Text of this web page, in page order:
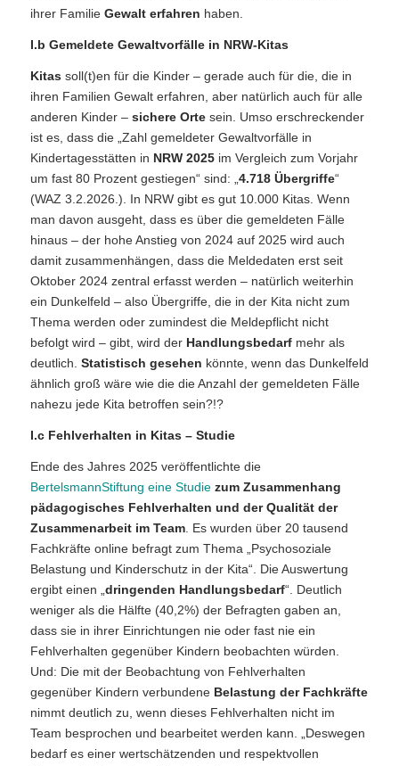
ihrer Familie Gewalt erfahren haben.
I.b Gemeldete Gewaltvorfälle in NRW-Kitas
Kitassoll(t)en für die Kinder – gerade auch für die, die in
ihren Familien Gewalt erfahren, aber natürlich auch für alle
anderen Kinder – sichere Ortesein. Umso erschreckender
ist es, dass die „Zahl gemeldeter Gewaltvorfälle in
Kindertagesstätten in NRW 2025im Vergleich zum Vorjahr
um fast 80 Prozent gestiegen“ sind: „4.718 Übergriffe“
(WAZ 3.2.2026.). In NRW gibt es gut 10.000 Kitas. Wenn
man davon ausgeht, dass es über die gemeldeten Fälle
hinaus – der hohe Anstieg von 2024 auf 2025 wird auch
damit zusammenhängen, dass die Meldedaten erst seit
Oktober 2024 zentral erfasst werden – natürlich weiterhin
ein Dunkelfeld – also Übergriffe, die in der Kita nicht zum
Thema werden oder zumindest die Meldepflicht nicht
befolgt wird – gibt, wird der Handlungsbedarfmehr als
deutlich. Statistisch gesehen könnte, wenn das Dunkelfeld
ähnlich groß wäre wie die die Anzahl der gemeldeten Fälle
nahezu jede Kita betroffen sein?!?
I.c Fehlverhalten in Kitas – Studie
Ende des Jahres 2025 veröffentlichte die
BertelsmannStiftung eine Studie zum Zusammenhang
pädagogisches Fehlverhalten und der Qualität der
Zusammenarbeit im Team. Es wurden über 20 tausend
Fachkräfte online befragt zum Thema „Psychosoziale
Belastung und Kinderschutz in der Kita“. Die Auswertung
ergibt einen „ dringenden Handlungsbedarf“. Deutlich
weniger als die Hälfte (40,2%) der Befragten gaben an,
dass sie in ihrer Einrichtungen nie oder fast nie ein
Fehlverhalten gegenüber Kindern beobachten würden.
Und: Die mit der Beobachtung von Fehlverhalten
gegenüber Kindern verbundene Belastung der Fachkräfte
nimmt deutlich zu, wenn dieses Fehlverhalten nicht im
Team besprochen und bearbeitet werden kann. „Deswegen
bedarf es einer wertschätzenden und respektvollen